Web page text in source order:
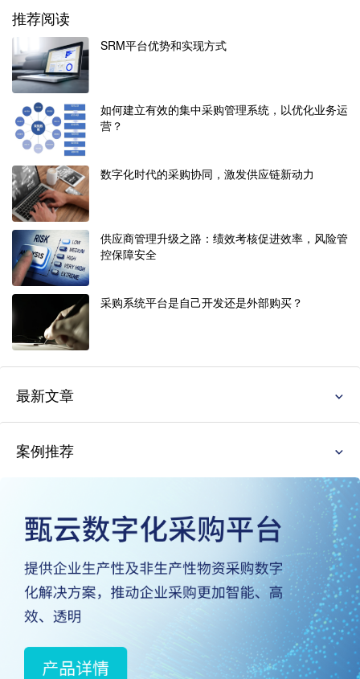
推荐阅读
SRM平台优势和实现方式
如何建立有效的集中采购管理系统，以优化业务运
营？
数字化时代的采购协同，激发供应链新动力
供应商管理升级之路：绩效考核促进效率，风险管
控保障安全
采购系统平台是自己开发还是外部购买？
最新文章
案例推荐